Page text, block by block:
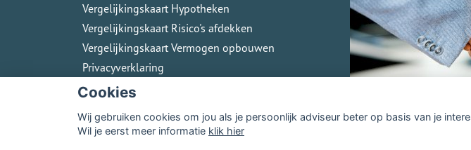
Cookies
Wij gebruiken cookies om jou als je persoonlijk adviseur beter op basis van je
Wil je eerst meer informatie klik hier
Vergelijkingskaart Hypotheken
Vergelijkingskaart Risico's afdekken
Vergelijkingskaart Vermogen opbouwen
Privacyverklaring
© CopyrightAssupport BV2026 Sitemap